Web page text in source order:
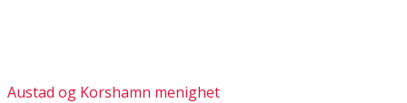
Austad og Korshamn menighet